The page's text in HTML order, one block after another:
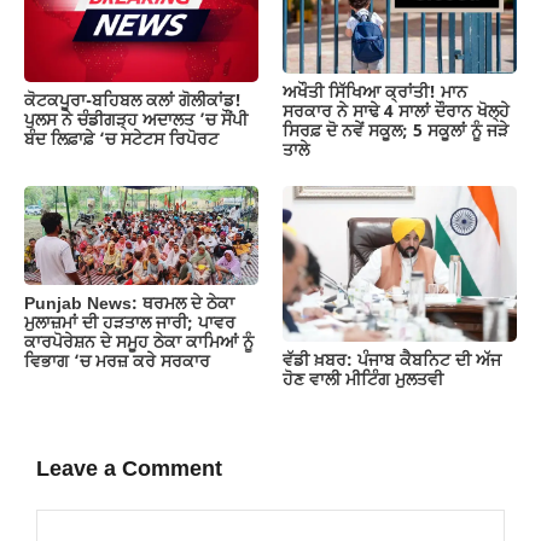
ਕੋਟਕਪੂਰਾ-ਬਹਿਬਲ ਕਲਾਂ ਗੋਲੀਕਾਂਡ!
ਪੁਲਸ ਨੇ ਚੰਡੀਗੜ੍ਹ ਅਦਾਲਤ ’ਚ ਸੌਂਪੀ
ਬੰਦ ਲਿਫ਼ਾਫ਼ੇ ‘ਚ ਸਟੇਟਸ ਰਿਪੋਰਟ
ਅਖੌਤੀ ਸਿੱਖਿਆ ਕ੍ਰਾਂਤੀ! ਮਾਨ
ਸਰਕਾਰ ਨੇ ਸਾਢੇ 4 ਸਾਲਾਂ ਦੌਰਾਨ ਖੋਲ੍ਹੇ
ਸਿਰਫ਼ ਦੋ ਨਵੇਂ ਸਕੂਲ; 5 ਸਕੂਲਾਂ ਨੂੰ ਜੜੇ
ਤਾਲੇ
Punjab News: ਥਰਮਲ ਦੇ ਠੇਕਾ
ਮੁਲਾਜ਼ਮਾਂ ਦੀ ਹੜਤਾਲ ਜਾਰੀ; ਪਾਵਰ
ਕਾਰਪੋਰੇਸ਼ਨ ਦੇ ਸਮੂਹ ਠੇਕਾ ਕਾਮਿਆਂ ਨੂੰ
ਵਿਭਾਗ ‘ਚ ਮਰਜ਼ ਕਰੇ ਸਰਕਾਰ
ਵੱਡੀ ਖ਼ਬਰ: ਪੰਜਾਬ ਕੈਬਨਿਟ ਦੀ ਅੱਜ
ਹੋਣ ਵਾਲੀ ਮੀਟਿੰਗ ਮੁਲਤਵੀ
Leave a Comment